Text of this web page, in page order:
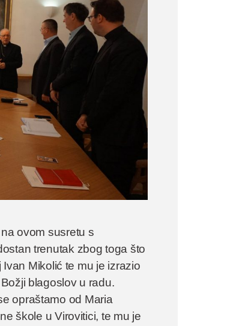
ovom susretu s
trenutak zbog toga što
Mikolić te mu je izrazio
blagoslov u radu.
opraštamo od Maria
škole u Virovitici, te mu je